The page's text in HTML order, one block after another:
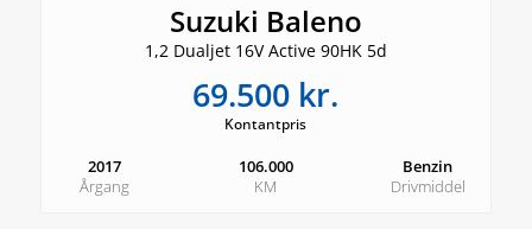
Suzuki Baleno
1,2 Dualjet 16V Active 90HK 5d
69.500 kr.
Kontantpris
2017
Årgang
106.000
KM
Benzin
Drivmiddel